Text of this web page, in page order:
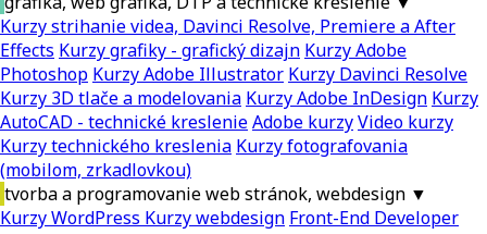
Kurzy strihanie videa, Davinci Resolve, Premiere a After
Effects Kurzy grafiky - grafický dizajn Kurzy Adobe
Photoshop Kurzy Adobe Illustrator Kurzy Davinci Resolve
Kurzy 3D tlače a modelovania Kurzy Adobe InDesign Kurzy
AutoCAD - technické kreslenieAdobe kurzyVideo kurzy
Kurzy technického kreslenia Kurzy fotografovania
(mobilom, zrkadlovkou)
tvorba a programovanie web stránok, webdesign ▼
Kurzy WordPress Kurzy webdesign Front-End Developer